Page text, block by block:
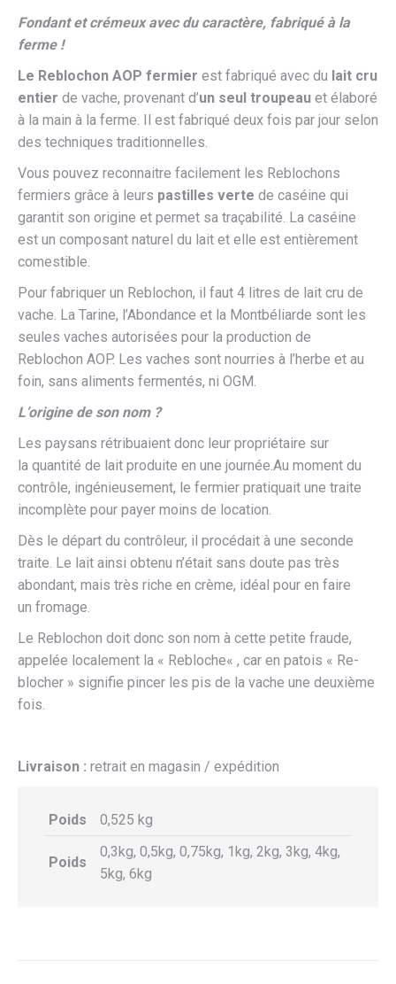
Fondant et crémeux avec du caractère, fabriqué à la
ferme !
Le Reblochon AOP fermier est fabriqué avec du lait cru
entier de vache, provenant d’un seul troupeau et élaboré
à la main à la ferme. Il est fabriqué deux fois par jour selon
des techniques traditionnelles.
Vous pouvez reconnaitre facilement les Reblochons
fermiers grâce à leurs pastilles verte de caséine qui
garantit son origine et permet sa traçabilité. La caséine
est un composant naturel du lait et elle est entièrement
comestible.
Pour fabriquer un Reblochon, il faut 4 litres de lait cru de
vache. La Tarine, l’Abondance et la Montbéliarde sont les
seules vaches autorisées pour la production de
Reblochon AOP. Les vaches sont nourries à l’herbe et au
foin, sans aliments fermentés, ni OGM.
L’origine de son nom ?
Les paysans rétribuaient donc leur propriétaire sur
la quantité de lait produite en une journée.Au moment du
contrôle, ingénieusement, le fermier pratiquait une traite
incomplète pour payer moins de location.
Dès le départ du contrôleur, il procédait à une seconde
traite. Le lait ainsi obtenu n’était sans doute pas très
abondant, mais très riche en crème, idéal pour en faire
un fromage.
Le Reblochon doit donc son nom à cette petite fraude,
appelée localement la « Rebloche« , car en patois « Re-
blocher » signifie pincer les pis de la vache une deuxième
fois.
Livraison : retrait en magasin / expédition
Poids 0,525 kg
Poids
0,3kg, 0,5kg, 0,75kg, 1kg, 2kg, 3kg, 4kg,
5kg, 6kg